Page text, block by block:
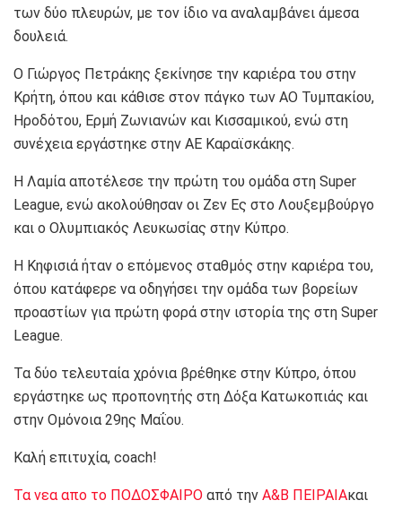
των δύο πλευρών, με τον ίδιο να αναλαμβάνει άμεσα
δουλειά.
Ο Γιώργος Πετράκης ξεκίνησε την καριέρα του στην
Κρήτη, όπου και κάθισε στον πάγκο των ΑΟ Τυμπακίου,
Ηροδότου, Ερμή Ζωνιανών και Κισσαμικού, ενώ στη
συνέχεια εργάστηκε στην ΑΕ Καραϊσκάκης.
Η Λαμία αποτέλεσε την πρώτη του ομάδα στη Super
League, ενώ ακολούθησαν οι Ζεν Ες στο Λουξεμβούργο
και ο Ολυμπιακός Λευκωσίας στην Κύπρο.
Η Κηφισιά ήταν ο επόμενος σταθμός στην καριέρα του,
όπου κατάφερε να οδηγήσει την ομάδα των βορείων
προαστίων για πρώτη φορά στην ιστορία της στη Super
League.
Τα δύο τελευταία χρόνια βρέθηκε στην Κύπρο, όπου
εργάστηκε ως προπονητής στη Δόξα Κατωκοπιάς και
στην Ομόνοια 29ης Μαΐου.
Καλή επιτυχία, coach!
Τα νεα απο το ΠΟΔΟΣΦΑΙΡΟ από την Α&Β ΠΕΙΡΑΙΑκαι